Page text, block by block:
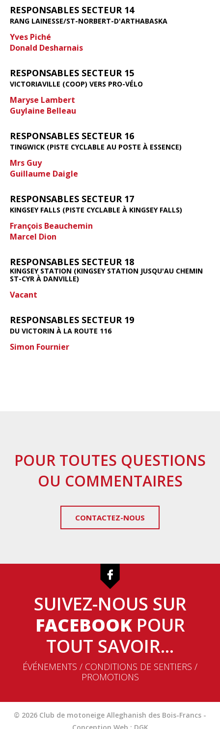
RESPONSABLES SECTEUR 14
RANG LAINESSE/ST-NORBERT-D'ARTHABASKA
Yves Piché
Donald Desharnais
RESPONSABLES SECTEUR 15
VICTORIAVILLE (COOP) VERS PRO-VÉLO
Maryse Lambert
Guylaine Belleau
RESPONSABLES SECTEUR 16
TINGWICK (PISTE CYCLABLE AU POSTE À ESSENCE)
Mrs Guy
Guillaume Daigle
RESPONSABLES SECTEUR 17
KINGSEY FALLS (PISTE CYCLABLE À KINGSEY FALLS)
François Beauchemin
Marcel Dion
RESPONSABLES SECTEUR 18
KINGSEY STATION (KINGSEY STATION JUSQU'AU CHEMIN
ST-CYR À DANVILLE)
Vacant
RESPONSABLES SECTEUR 19
DU VICTORIN À LA ROUTE 116
Simon Fournier
POUR TOUTES QUESTIONS
OU COMMENTAIRES
CONTACTEZ-NOUS
SUIVEZ-NOUS SUR
FACEBOOKPOUR
TOUT SAVOIR...
ÉVÉNEMENTS / CONDITIONS DE SENTIERS /
PROMOTIONS
© 2026 Club de motoneige Alleghanish des Bois-Francs -